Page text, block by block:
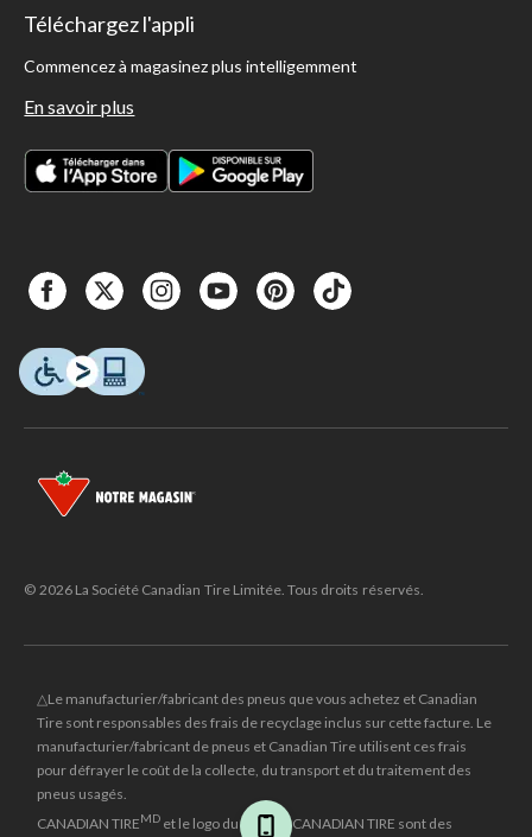
Téléchargez l'appli
Commencez à magasinez plus intelligemment
En savoir plus
© 2026 La Société Canadian Tire Limitée. Tous droits réservés.
△Le manufacturier/fabricant des pneus que vous achetez et Canadian
Tire sont responsables des frais de recyclage inclus sur cette facture. Le
manufacturier/fabricant de pneus et Canadian Tire utilisent ces frais
pour défrayer le coût de la collecte, du transport et du traitement des
pneus usagés.
CANADIAN TIREMD et le logo du triangle CANADIAN TIRE sont des